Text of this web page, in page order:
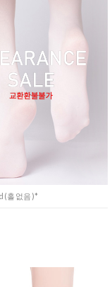
홀없음)*